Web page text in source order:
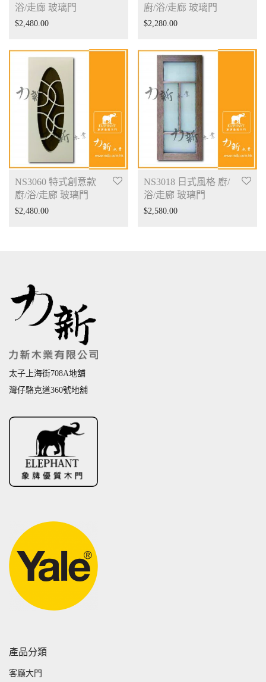
浴/走廊 玻璃門
$2,480.00
廚/浴/走廊 玻璃門
$2,280.00
NS3060 特式創意款
廚/浴/走廊 玻璃門
$2,480.00
NS3018 日式風格 廚/
浴/走廊 玻璃門
$2,580.00
太子上海街708A地舖
灣仔駱克道360號地舖
產品分類
客廳大門